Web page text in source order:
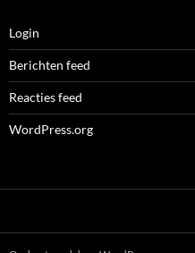
Login
Berichten feed
Reacties feed
WordPress.org